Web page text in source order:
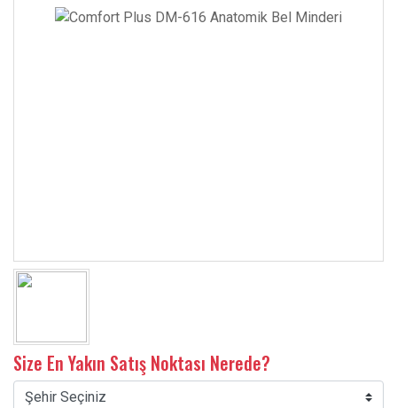
Size En Yakın Satış Noktası Nerede?